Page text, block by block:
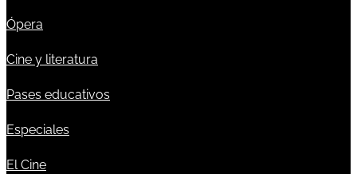
Ópera
Cine y literatura
Pases educativos
Especiales
El Cine